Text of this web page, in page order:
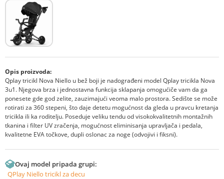
Opis proizvoda:
Qplay tricikl Nova Niello u bež boji je nadograđeni model Qplay tricikla Nova
3u1. Njegova brza i jednostavna funkcija sklapanja omogućiče vam da ga
ponesete gde god zelite, zauzimajući veoma malo prostora. Sedište se može
rotirati za 360 stepeni, što daje detetu mogućnost da gleda u pravcu kretanja
tricikla ili ka roditelju. Poseduje veliku tendu od visokokvalitetnih montažnih
tkanina i filter UV zračenja, mogućnost eliminisanja upravljača i pedala,
kvalitetne EVA točkove, dupli oslonac za noge (odvojivi i fiksni).
Ovaj model pripada grupi:
QPlay Niello tricikl za decu